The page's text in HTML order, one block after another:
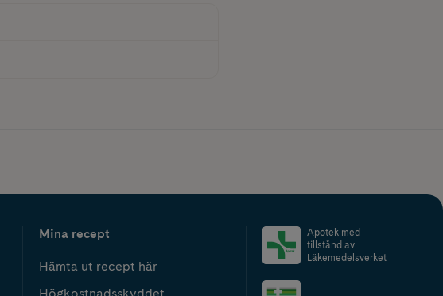
Mina recept
Hämta ut recept här
Högkostnadsskyddet
Apotek med
tillstånd av
Läkemedelsverket